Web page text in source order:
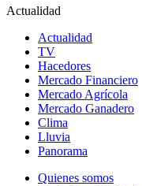
Actualidad
Actualidad
TV
Hacedores
Mercado Financiero
Mercado Agrícola
Mercado Ganadero
Clima
Lluvia
Panorama
Quienes somos